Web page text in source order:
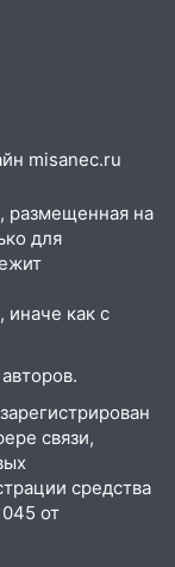
в
дача
авто
дом
области:
в
misanec.ru
размещенная на
для
как с
связи,
средства
от